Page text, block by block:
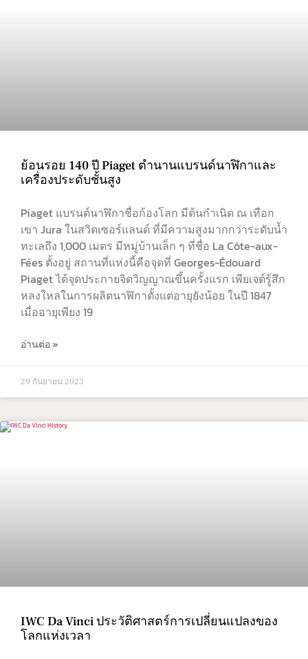
ย้อนรอย 140 ปี Piaget ตำนานแบรนด์นาฬิกาและ
เครื่องประดับชั้นสูง
Piaget แบรนด์นาฬิกาชื่อก้องโลก มีต้นกำเนิด ณ เทือก
เขา Jura ในสวิตเซอร์แลนด์ ที่มีความสูงมากกว่าระดับน้ำ
ทะเลถึง 1,000 เมตร มีหมู่บ้านเล็ก ๆ ที่ชื่อ La Côte-aux-
Fées ตั้งอยู่ สถานที่แห่งนี้คือจุดที่ Georges-Édouard
Piaget ได้จุดประกายจิตวิญญาณขึ้นครั้งแรก เพียเจต์รู้สึก
หลงใหลในการผลิตนาฬิกาตั้งแต่อายุยังน้อย ในปี 1847
เมื่ออายุเพียง 19
อ่านต่อ »
29 กันยายน 2023
IWC Da Vinci ประวัติศาสตร์การเปลี่ยนแปลงของ
โลกแห่งเวลา